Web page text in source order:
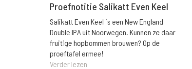
Proefnotitie Salikatt Even Keel
Salikatt Even Keel is een New England
Double IPA uit Noorwegen. Kunnen ze daar
fruitige hopbommen brouwen? Op de
proeftafel ermee!
Verder lezen